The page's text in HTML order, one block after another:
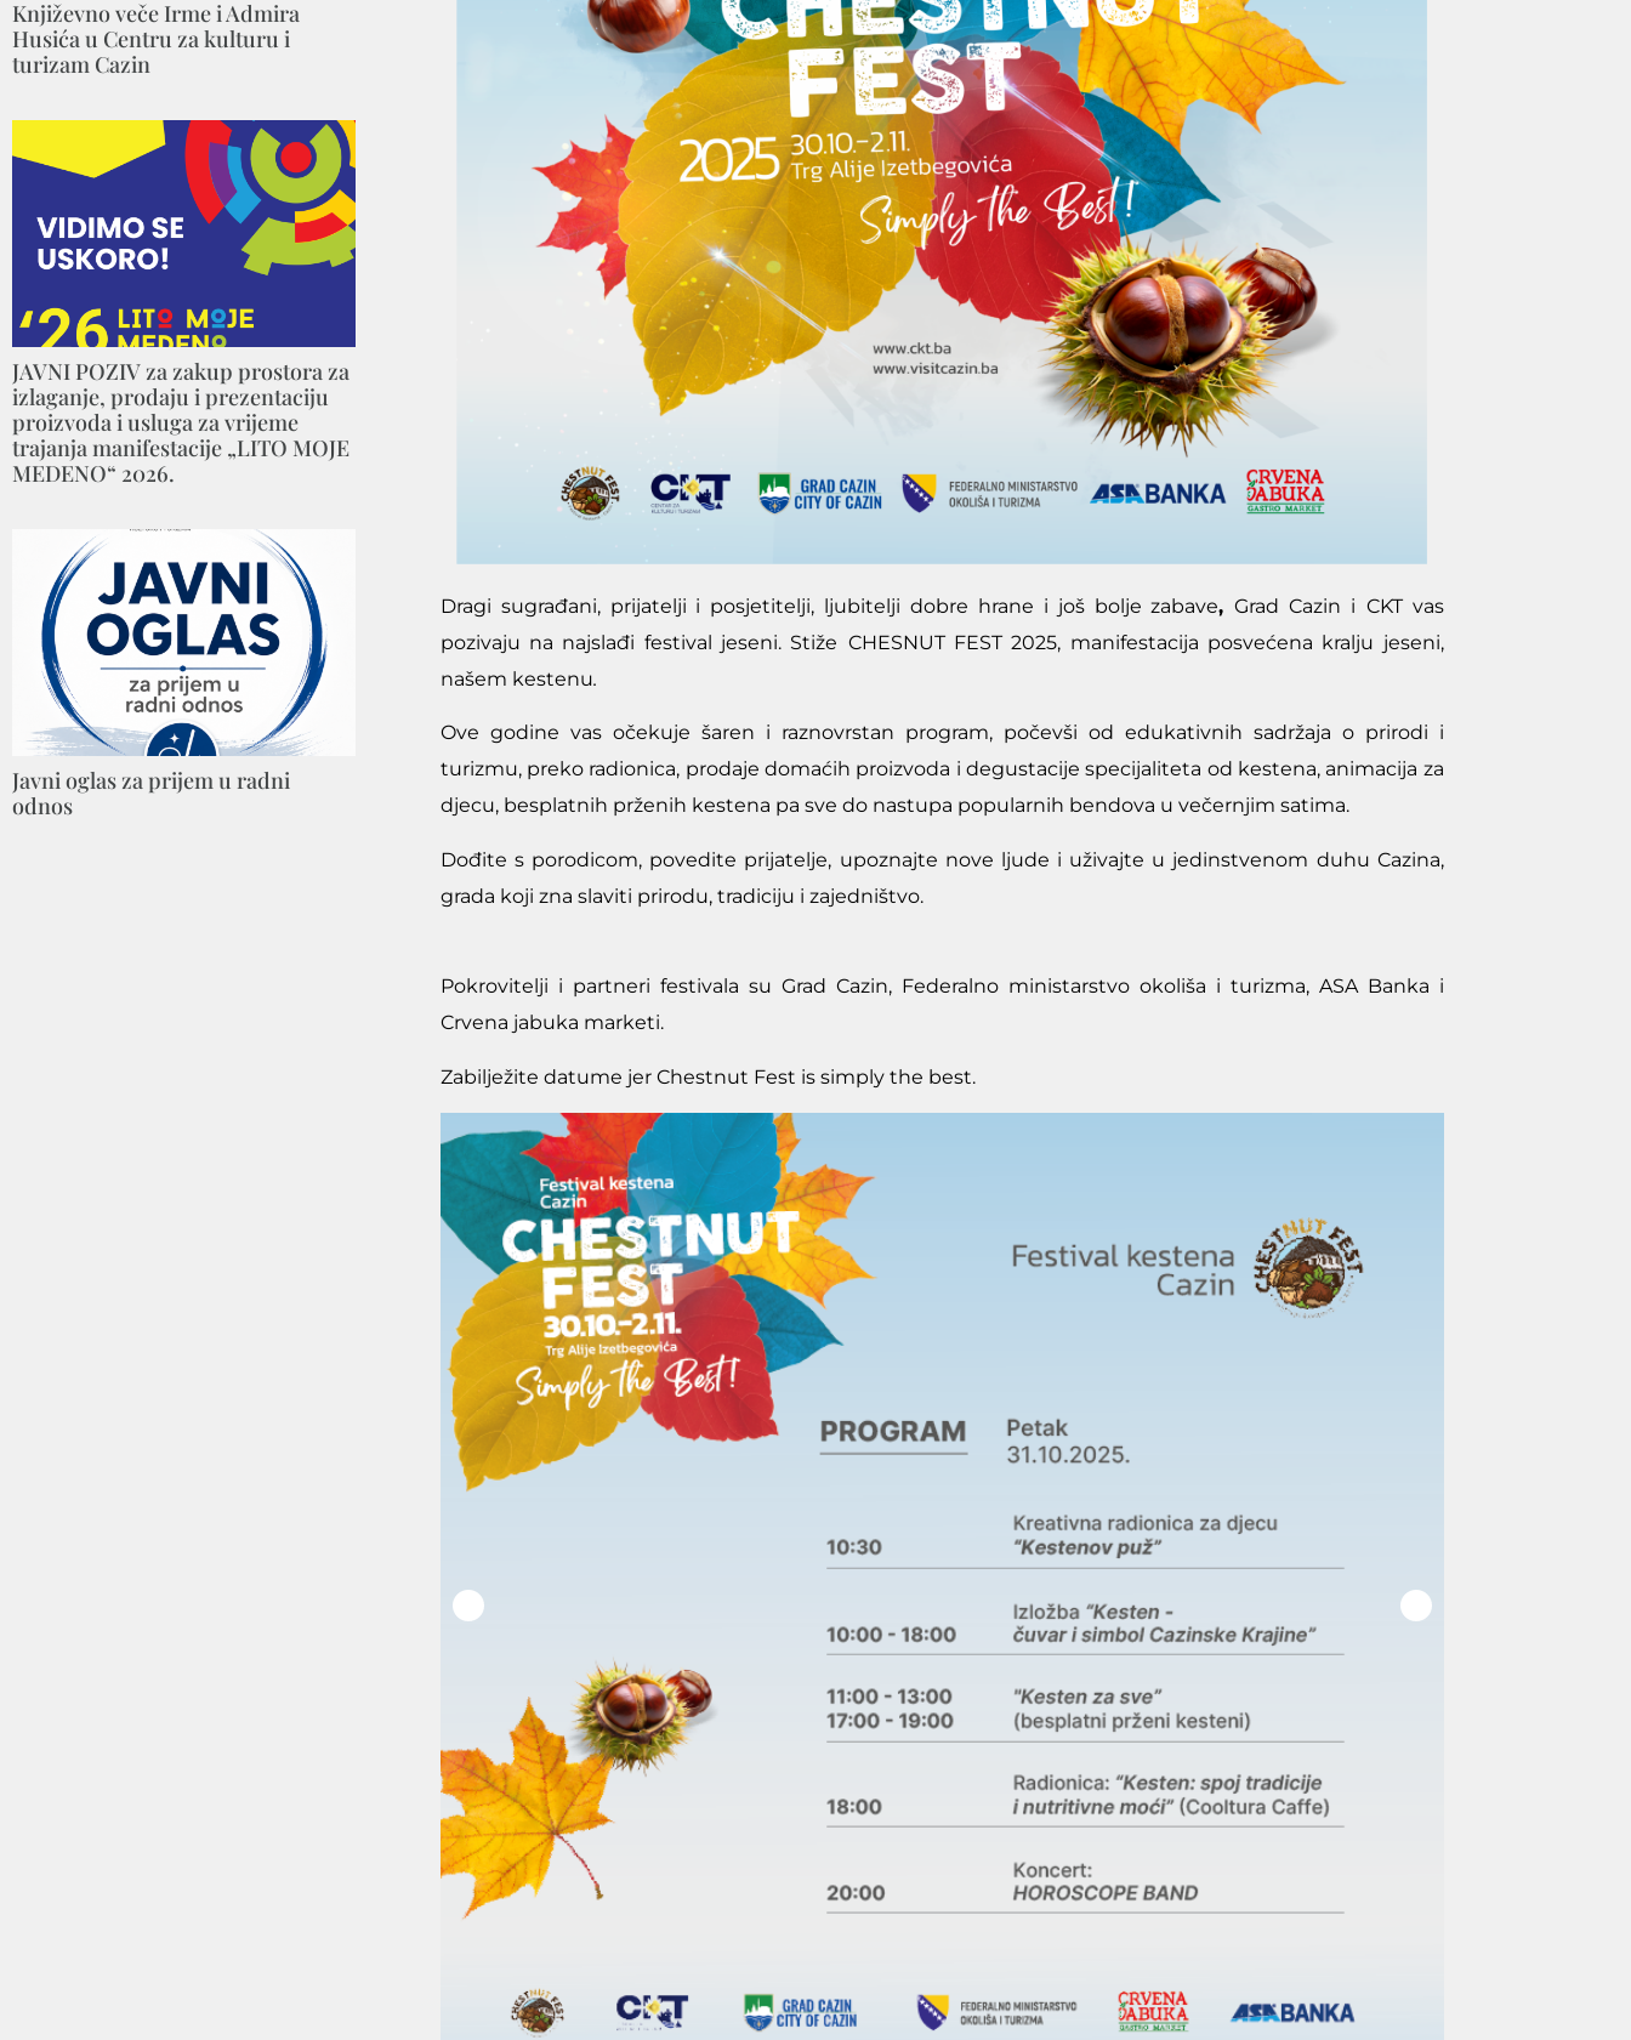
Književno veče Irme i Admira
Husića u Centru za kulturu i
turizam Cazin
JAVNI POZIV za zakup prostora za
izlaganje, prodaju i prezentaciju
proizvoda i usluga za vrijeme
trajanja manifestacije „LITO MOJE
MEDENO“ 2026.
Javni oglas za prijem u radni
odnos
Dragi sugrađani, prijatelji i posjetitelji, ljubitelji dobre hrane i još bolje zabave,Grad Cazin i CKT vas
pozivaju na najslađi festival jeseni. Stiže CHESNUT FEST 2025, manifestacija posvećena kralju jeseni,
našem kestenu.
Ove godine vas očekuje šaren i raznovrstan program, počevši od edukativnih sadržaja o prirodi i
turizmu, preko radionica, prodaje domaćih proizvoda i degustacije specijaliteta od kestena, animacija za
djecu, besplatnih prženih kestena pa sve do nastupa popularnih bendova u večernjim satima.
Dođite s porodicom, povedite prijatelje, upoznajte nove ljude i uživajte u jedinstvenom duhu Cazina,
grada koji zna slaviti prirodu, tradiciju i zajedništvo.
Pokrovitelji i partneri festivala su Grad Cazin, Federalno ministarstvo okoliša i turizma, ASA Banka i
Crvena jabuka marketi.
Zabilježite datume jer Chestnut Fest is simply the best.